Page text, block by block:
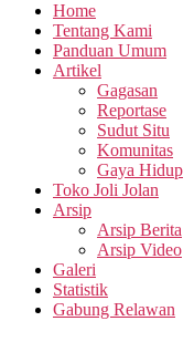
Home
Tentang Kami
Panduan Umum
Artikel
Gagasan
Reportase
Sudut Situ
Komunitas
Gaya Hidup
Toko Joli Jolan
Arsip
Arsip Berita
Arsip Video
Galeri
Statistik
Gabung Relawan